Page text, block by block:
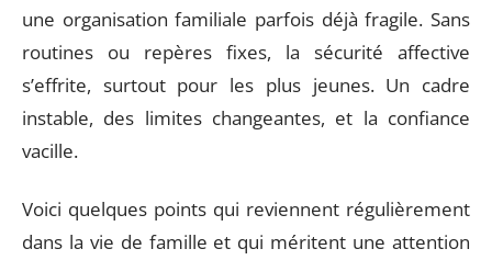
une organisation familiale parfois déjà fragile. Sans
routines ou repères fixes, la sécurité affective
s’effrite, surtout pour les plus jeunes. Un cadre
instable, des limites changeantes, et la confiance
vacille.
Voici quelques points qui reviennent régulièrement
dans la vie de famille et qui méritent une attention